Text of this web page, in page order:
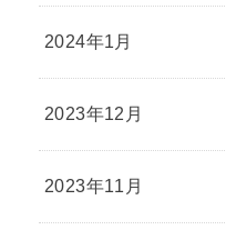
2024年1月
2023年12月
2023年11月